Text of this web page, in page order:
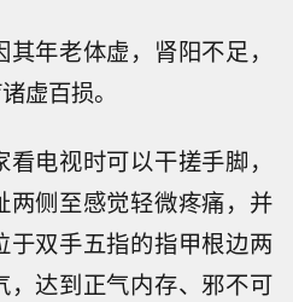
年老体虚，肾阳不足，
虚百损。
电视时可以干搓手脚，
两侧至感觉轻微疼痛，并
于双手五指的指甲根边两
达到正气内存、邪不可